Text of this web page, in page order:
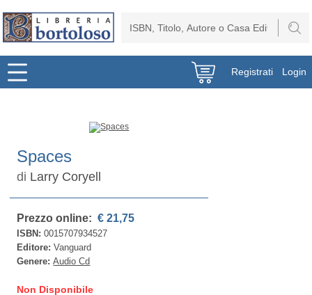
Registrati Login
Spaces
di Larry Coryell
Prezzo online: € 21,75
ISBN:0015707934527
Editore:Vanguard
Genere:Audio Cd
Non Disponibile